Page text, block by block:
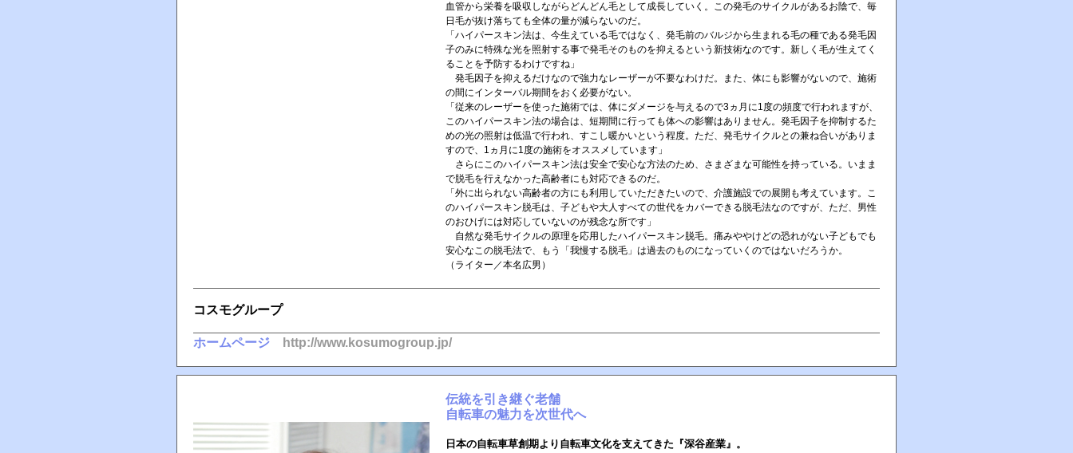
血管から栄養を吸収しながらどんどん毛として成長していく。この発毛のサイクルがあるお陰で、毎
日毛が抜け落ちても全体の量が減らないのだ。
「ハイパースキン法は、今生えている毛ではなく、発毛前のバルジから生まれる毛の種である発毛因
子のみに特殊な光を照射する事で発毛そのものを抑えるという新技術なのです。新しく毛が生えてく
ることを予防するわけですね」
発毛因子を抑えるだけなので強力なレーザーが不要なわけだ。また、体にも影響がないので、施術
の間にインターバル期間をおく必要がない。
「従来のレーザーを使った施術では、体にダメージを与えるので3ヵ月に1度の頻度で行われますが、
このハイパースキン法の場合は、短期間に行っても体への影響はありません。発毛因子を抑制するた
めの光の照射は低温で行われ、すこし暖かいという程度。ただ、発毛サイクルとの兼ね合いがありま
すので、1ヵ月に1度の施術をオススメしています」
さらにこのハイパースキン法は安全で安心な方法のため、さまざまな可能性を持っている。いまま
で脱毛を行えなかった高齢者にも対応できるのだ。
「外に出られない高齢者の方にも利用していただきたいので、介護施設での展開も考えています。こ
のハイパースキン脱毛は、子どもや大人すべての世代をカバーできる脱毛法なのですが、ただ、男性
のおひげには対応していないのが残念な所です」
自然な発毛サイクルの原理を応用したハイパースキン脱毛。痛みややけどの恐れがない子どもでも
安心なこの脱毛法で、もう「我慢する脱毛」は過去のものになっていくのではないだろうか。
（ライター／本名広男）
コスモグループ
ホームページ http://www.kosumogroup.jp/
伝統を引き継ぐ老舗
自転車の魅力を次世代へ
日本の自転車草創期より自転車文化を支えてきた『深谷産業』。